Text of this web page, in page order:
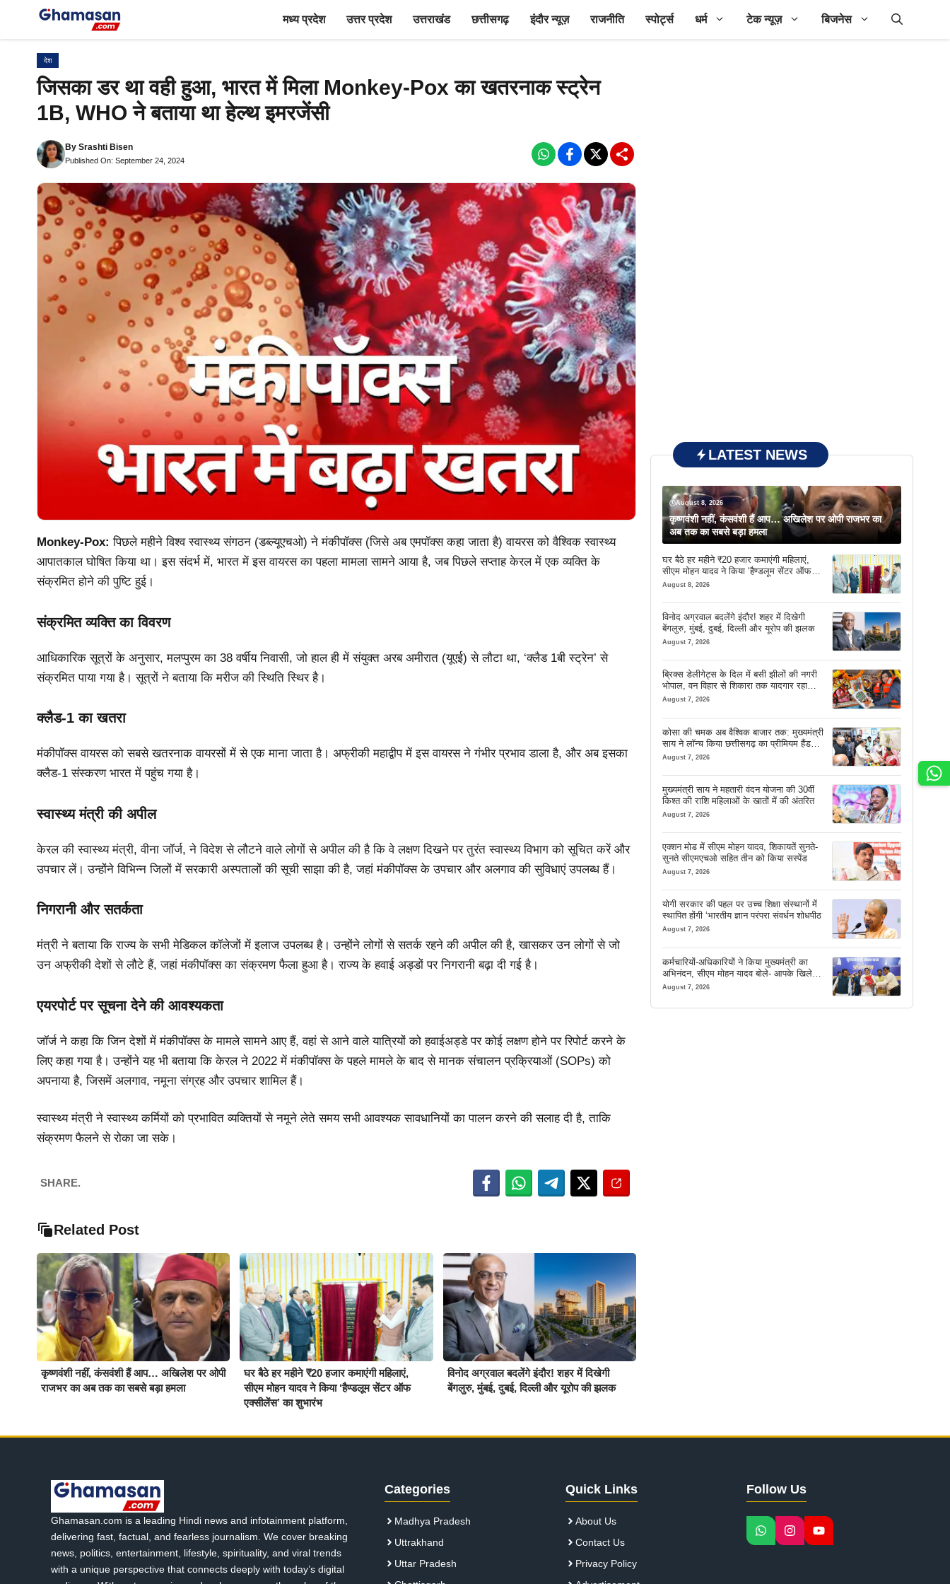
मध्य प्रदेश उत्तर प्रदेश उत्तराखंड छत्तीसगढ़ इंदौर न्यूज़ राजनीति स्पोर्ट्स धर्म टेक न्यूज़ बिजनेस
देश
जिसका डर था वही हुआ, भारत में मिला Monkey-Pox का खतरनाक स्ट्रेन
1B, WHO ने बताया था हेल्थ इमरजेंसी
By Srashti Bisen
Published On: September 24, 2024
Monkey-Pox: पिछले महीने विश्व स्वास्थ्य संगठन (डब्ल्यूएचओ) ने मंकीपॉक्स (जिसे अब एमपॉक्स कहा जाता है) वायरस को वैश्विक स्वास्थ्य
आपातकाल घोषित किया था। इस संदर्भ में, भारत में इस वायरस का पहला मामला सामने आया है, जब पिछले सप्ताह केरल में एक व्यक्ति के
संक्रमित होने की पुष्टि हुई।
संक्रमित व्यक्ति का विवरण
आधिकारिक सूत्रों के अनुसार, मलप्पुरम का 38 वर्षीय निवासी, जो हाल ही में संयुक्त अरब अमीरात (यूएई) से लौटा था, ‘क्लैड 1बी स्ट्रेन’ से
संक्रमित पाया गया है। सूत्रों ने बताया कि मरीज की स्थिति स्थिर है।
क्लैड-1 का खतरा
मंकीपॉक्स वायरस को सबसे खतरनाक वायरसों में से एक माना जाता है। अफ्रीकी महाद्वीप में इस वायरस ने गंभीर प्रभाव डाला है, और अब इसका
क्लैड-1 संस्करण भारत में पहुंच गया है।
स्वास्थ्य मंत्री की अपील
केरल की स्वास्थ्य मंत्री, वीना जॉर्ज, ने विदेश से लौटने वाले लोगों से अपील की है कि वे लक्षण दिखने पर तुरंत स्वास्थ्य विभाग को सूचित करें और
उपचार लें। उन्होंने विभिन्न जिलों में सरकारी अस्पतालों की सूची साझा की है, जहां मंकीपॉक्स के उपचार और अलगाव की सुविधाएं उपलब्ध हैं।
निगरानी और सतर्कता
मंत्री ने बताया कि राज्य के सभी मेडिकल कॉलेजों में इलाज उपलब्ध है। उन्होंने लोगों से सतर्क रहने की अपील की है, खासकर उन लोगों से जो
उन अफ्रीकी देशों से लौटे हैं, जहां मंकीपॉक्स का संक्रमण फैला हुआ है। राज्य के हवाई अड्डों पर निगरानी बढ़ा दी गई है।
एयरपोर्ट पर सूचना देने की आवश्यकता
जॉर्ज ने कहा कि जिन देशों में मंकीपॉक्स के मामले सामने आए हैं, वहां से आने वाले यात्रियों को हवाईअड्डे पर कोई लक्षण होने पर रिपोर्ट करने के
लिए कहा गया है। उन्होंने यह भी बताया कि केरल ने 2022 में मंकीपॉक्स के पहले मामले के बाद से मानक संचालन प्रक्रियाओं (SOPs) को
अपनाया है, जिसमें अलगाव, नमूना संग्रह और उपचार शामिल हैं।
स्वास्थ्य मंत्री ने स्वास्थ्य कर्मियों को प्रभावित व्यक्तियों से नमूने लेते समय सभी आवश्यक सावधानियों का पालन करने की सलाह दी है, ताकि
संक्रमण फैलने से रोका जा सके।
SHARE.
Related Post
कृष्णवंशी नहीं, कंसवंशी हैं आप… अखिलेश पर ओपी
राजभर का अब तक का सबसे बड़ा हमला
घर बैठे हर महीने ₹20 हजार कमाएंगी महिलाएं,
सीएम मोहन यादव ने किया ‘हैण्डलूम सेंटर ऑफ
एक्सीलेंस’ का शुभारंभ
विनोद अग्रवाल बदलेंगे इंदौर! शहर में दिखेगी
बेंगलुरु, मुंबई, दुबई, दिल्ली और यूरोप की झलक
LATEST NEWS
August 8, 2026
कृष्णवंशी नहीं, कंसवंशी हैं आप… अखिलेश पर ओपी राजभर का
अब तक का सबसे बड़ा हमला
घर बैठे हर महीने ₹20 हजार कमाएंगी महिलाएं,
सीएम मोहन यादव ने किया ‘हैण्डलूम सेंटर ऑफ
एक्सीलेंस’ का शुभारंभ
August 8, 2026
विनोद अग्रवाल बदलेंगे इंदौर! शहर में दिखेगी
बेंगलुरु, मुंबई, दुबई, दिल्ली और यूरोप की झलक
August 7, 2026
ब्रिक्स डेलीगेट्स के दिल में बसी झीलों की नगरी
भोपाल, वन विहार से शिकारा तक यादगार रहा
सफर
August 7, 2026
कोसा की चमक अब वैश्विक बाजार तक: मुख्यमंत्री
साय ने लॉन्च किया छत्तीसगढ़ का प्रीमियम हैंडलूम
ब्रांड ‘कोशल फैब’
August 7, 2026
मुख्यमंत्री साय ने महतारी वंदन योजना की 30वीं
किश्त की राशि महिलाओं के खातों में की अंतरित
August 7, 2026
एक्शन मोड में सीएम मोहन यादव, शिकायतें सुनते-
सुनते सीएमएचओ सहित तीन को किया सस्पेंड
August 7, 2026
योगी सरकार की पहल पर उच्च शिक्षा संस्थानों में
स्थापित होंगी ‘भारतीय ज्ञान परंपरा संवर्धन शोधपीठ
August 7, 2026
कर्मचारियों-अधिकारियों ने किया मुख्यमंत्री का
अभिनंदन, सीएम मोहन यादव बोले- आपके खिले
चेहरे देखकर आनंद आता है
August 7, 2026
Ghamasan.com is a leading Hindi news and infotainment platform,
delivering fast, factual, and fearless journalism. We cover breaking
news, politics, entertainment, lifestyle, spirituality, and viral trends
with a unique perspective that connects deeply with today’s digital
Categories
Madhya Pradesh
Uttrakhand
Uttar Pradesh
Quick Links
About Us
Contact Us
Privacy Policy
Follow Us